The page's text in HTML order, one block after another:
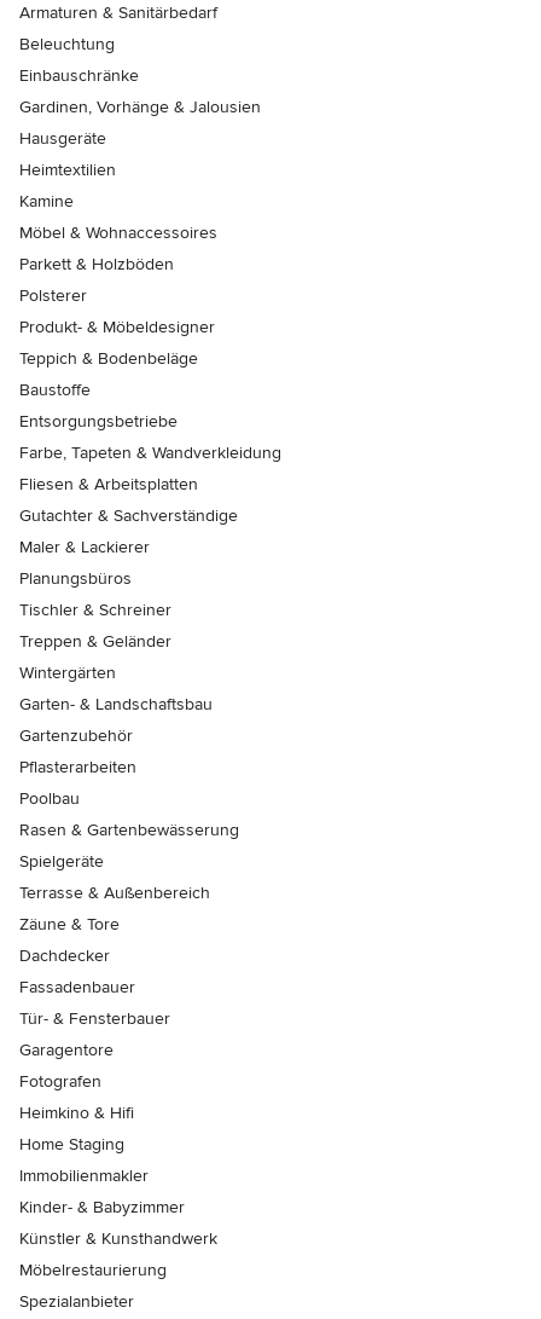
Armaturen & Sanitärbedarf
Beleuchtung
Einbauschränke
Gardinen, Vorhänge & Jalousien
Hausgeräte
Heimtextilien
Kamine
Möbel & Wohnaccessoires
Parkett & Holzböden
Polsterer
Produkt- & Möbeldesigner
Teppich & Bodenbeläge
Baustoffe
Entsorgungsbetriebe
Farbe, Tapeten & Wandverkleidung
Fliesen & Arbeitsplatten
Gutachter & Sachverständige
Maler & Lackierer
Planungsbüros
Tischler & Schreiner
Treppen & Geländer
Wintergärten
Garten- & Landschaftsbau
Gartenzubehör
Pflasterarbeiten
Poolbau
Rasen & Gartenbewässerung
Spielgeräte
Terrasse & Außenbereich
Zäune & Tore
Dachdecker
Fassadenbauer
Tür- & Fensterbauer
Garagentore
Fotografen
Heimkino & Hifi
Home Staging
Immobilienmakler
Kinder- & Babyzimmer
Künstler & Kunsthandwerk
Möbelrestaurierung
Spezialanbieter